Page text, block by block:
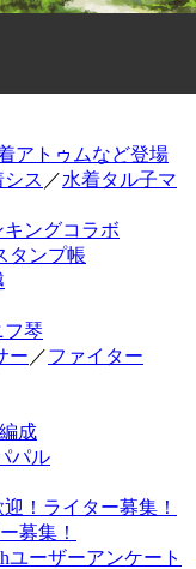
アトゥムなど登場
シス ／水着タル子マ
キングコラボ
タンプ帳
フ琴
ー ／ファイター
成
パル
！ライター募集！
募集！
ユーザーアンケート